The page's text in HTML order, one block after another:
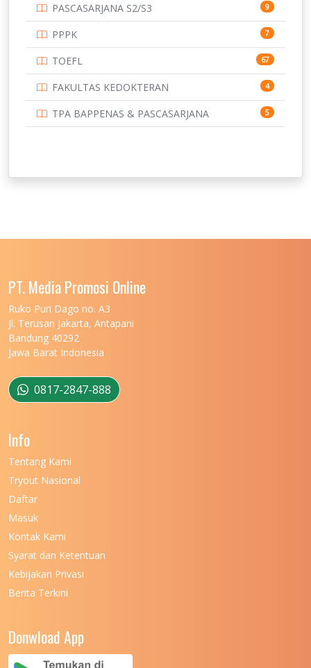
PASCASARJANA S2/S3 9
PPPK 7
TOEFL 67
FAKULTAS KEDOKTERAN 4
TPA BAPPENAS & PASCASARJANA 5
PT. Media Promosi Online
Ruko Puri Dago no. A3
Jl. Terusan Jakarta, Antapani
Bandung 40292
Jawa Barat Indonesia
0817-2847-888
Info
Tentang Kami
Tryout Nasional
Daftar
Masuk
Kontak Kami
Syarat dan Ketentuan
Kebijakan Privasi
Berita Terkini
Donwload App